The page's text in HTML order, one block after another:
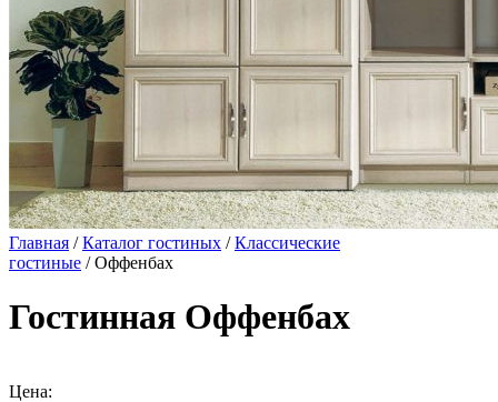
Главная /Каталог гостиных /Классические
гостиные / Оффенбах
Гостинная Оффенбах
Цена: